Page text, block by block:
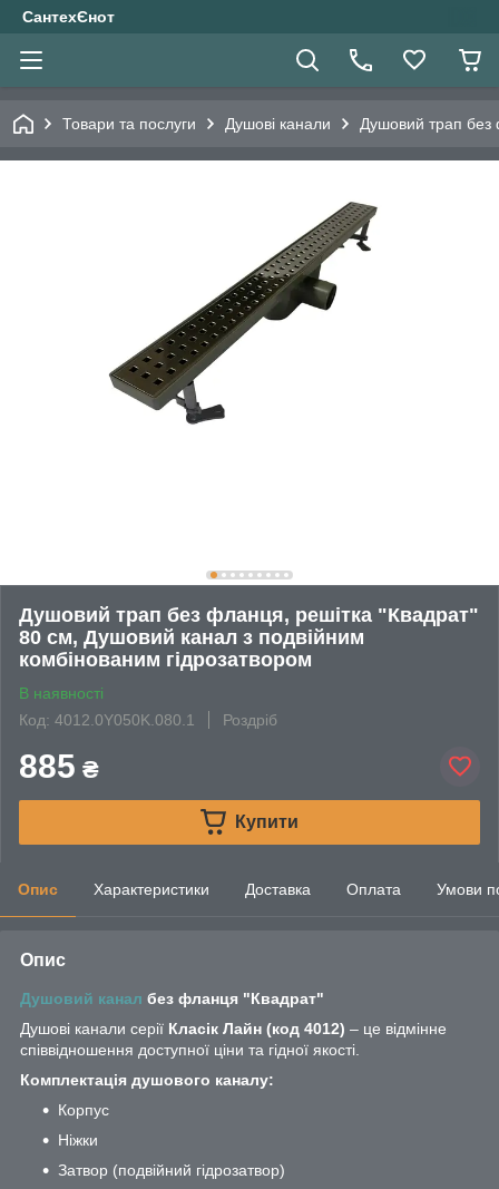
СантехЄнот
Товари та послуги Душові канали Душовий трап без
Душовий трап без фланця, решітка "Квадрат"
80 см, Душовий канал з подвійним
комбінованим гідрозатвором
В наявності
Код: 4012.0Y050K.080.1
Роздріб
885 ₴
Купити
Опис Характеристики Доставка Оплата Умови
Опис
Душовий канал без фланця "Квадрат"
Душові канали серії Класік Лайн (код 4012) – це відмінне
співвідношення доступної ціни та гідної якості.
Комплектація душового каналу:
Корпус
Ніжки
Затвор (подвійний гідрозатвор)